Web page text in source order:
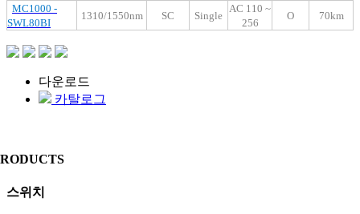
MC1000 -
SWL80BI
1310/1550nm SC Single
AC 110 ~
256
O 70km
다운로드
카탈로그
스위치